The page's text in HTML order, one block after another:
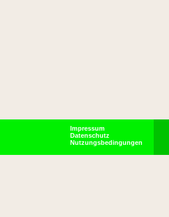
Impressum
Datenschutz
Nutzungsbedingungen